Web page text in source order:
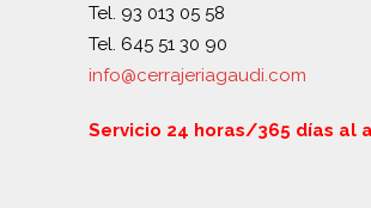
Tel. 93 013 05 58
Tel. 645 51 30 90
info@cerrajeriagaudi.com
Servicio 24 horas/365 días al